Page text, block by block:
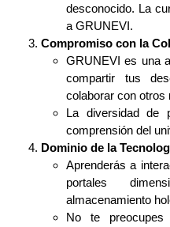
desconocido. La
a GRUNEVI.
Compromiso con la
GRUNEVI es una
compartir tus
colaborar con otros
La diversidad de
comprensión del
Dominio de la
Aprenderás a
portales
almacenamiento
No te